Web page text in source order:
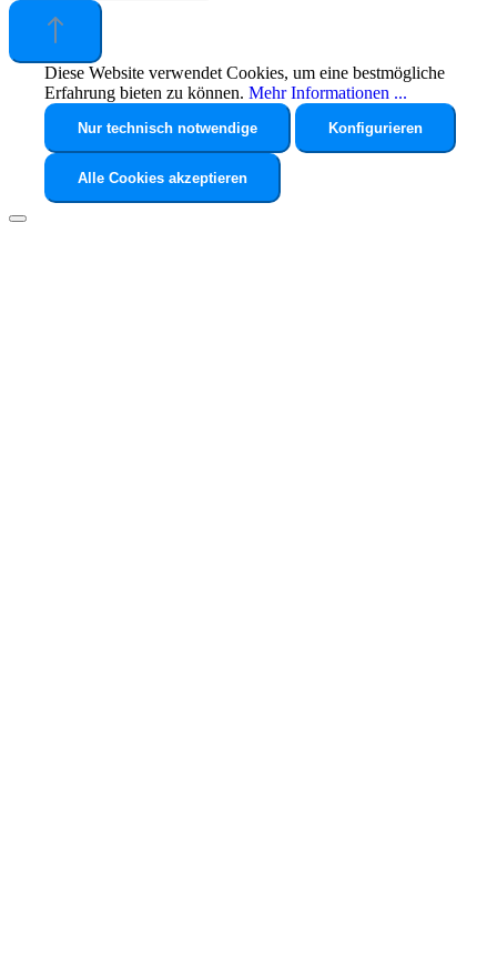
Diese Website verwendet Cookies, um eine bestmögliche
Erfahrung bieten zu können. Mehr Informationen ...
Nur technisch notwendige Konfigurieren
Alle Cookies akzeptieren